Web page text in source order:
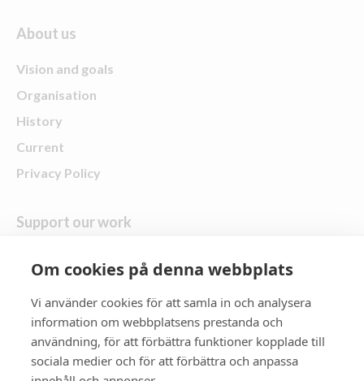
About us
Vision and goals
Organisation
History
Current
Privacy Policy
Support our work
Give a gift
follow us
Zonta District 21
Om cookies på denna webbplats
Vi använder cookies för att samla in och analysera
information om webbplatsens prestanda och
användning, för att förbättra funktioner kopplade till
sociala medier och för att förbättra och anpassa